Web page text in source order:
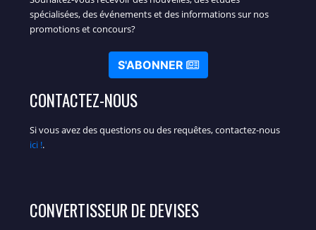
spécialisées, des événements et des informations sur nos
promotions et concours?
S'ABONNER
CONTACTEZ-NOUS
Si vous avez des questions ou des requêtes, contactez-nous
ici !.
CONVERTISSEUR DE DEVISES